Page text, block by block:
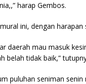
harap Gembos.
ini, dengan
daerah mau masuk
belah tidak baik,”
puluhan seniman